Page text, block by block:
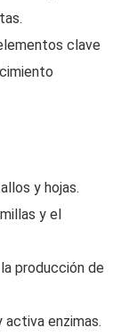
clave
y hojas.
y el
producción de
enzimas.